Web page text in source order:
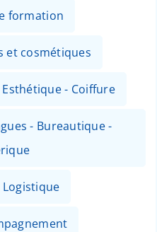
formation
et cosmétiques
- Coiffure
- Bureautique -